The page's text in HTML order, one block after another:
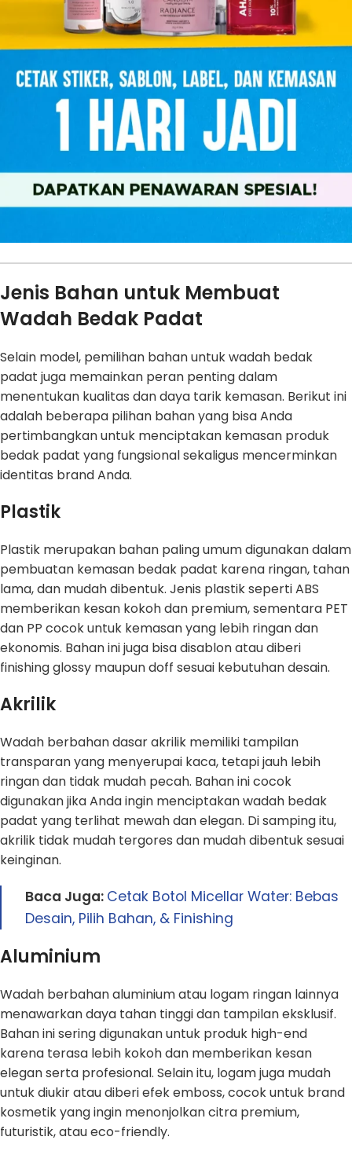
Jenis Bahan untuk Membuat
Wadah Bedak Padat
Selain model, pemilihan bahan untuk wadah bedak
padat juga memainkan peran penting dalam
menentukan kualitas dan daya tarik kemasan. Berikut ini
adalah beberapa pilihan bahan yang bisa Anda
pertimbangkan untuk menciptakan kemasan produk
bedak padat yang fungsional sekaligus mencerminkan
identitas brand Anda.
Plastik
Plastik merupakan bahan paling umum digunakan dalam
pembuatan kemasan bedak padat karena ringan, tahan
lama, dan mudah dibentuk. Jenis plastik seperti ABS
memberikan kesan kokoh dan premium, sementara PET
dan PP cocok untuk kemasan yang lebih ringan dan
ekonomis. Bahan ini juga bisa disablon atau diberi
finishing glossy maupun doff sesuai kebutuhan desain.
Akrilik
Wadah berbahan dasar akrilik memiliki tampilan
transparan yang menyerupai kaca, tetapi jauh lebih
ringan dan tidak mudah pecah. Bahan ini cocok
digunakan jika Anda ingin menciptakan wadah bedak
padat yang terlihat mewah dan elegan. Di samping itu,
akrilik tidak mudah tergores dan mudah dibentuk sesuai
keinginan.
Baca Juga: Cetak Botol Micellar Water: Bebas
Desain, Pilih Bahan, & Finishing
Aluminium
Wadah berbahan aluminium atau logam ringan lainnya
menawarkan daya tahan tinggi dan tampilan eksklusif.
Bahan ini sering digunakan untuk produk high-end
karena terasa lebih kokoh dan memberikan kesan
elegan serta profesional. Selain itu, logam juga mudah
untuk diukir atau diberi efek emboss, cocok untuk brand
kosmetik yang ingin menonjolkan citra premium,
futuristik, atau eco-friendly.